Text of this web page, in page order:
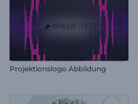
Projektionslogo Abbildung